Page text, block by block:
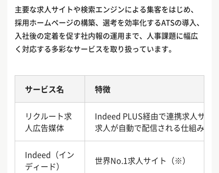
主要な求人サイトや検索エンジンによる集客をはじめ、
採用ホームページの構築、選考を効率化するATSの導入、
入社後の定着を促す社内報の運用まで、人事課題に幅広
く対応する多彩なサービスを取り扱っています。
サービス名 特徴
リクルート求
人広告媒体
Indeed PLUS経由で連携求人サイ
求人が自動で配信される仕組み
Indeed（イン
ディード）
世界No.1求人サイト（※）